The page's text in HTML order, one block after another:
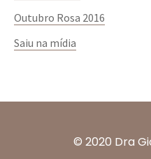
Outubro Rosa 2016
Saiu na mídia
© 2020 Dra